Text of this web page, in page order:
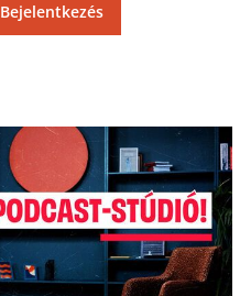
Bejelentkezés